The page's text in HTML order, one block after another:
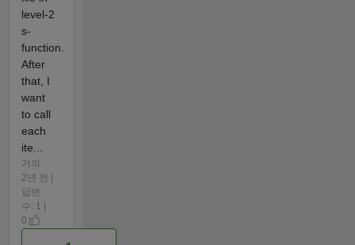
level-2
s-
function.
After
that, I
want
to call
each
ite...
거의
2년 전 |
답변
수: 1 |
0